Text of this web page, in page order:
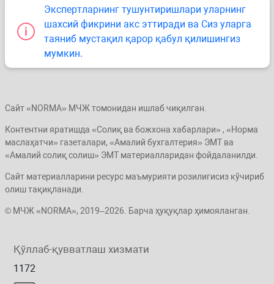
Экспертларнинг тушунтиришлари уларнинг
шахсий фикрини акс эттиради ва Сиз уларга
таяниб мустақил қарор қабул қилишингиз
мумкин.
Сайт «NORMA» МЧЖ томонидан ишлаб чиқилган.
Контентни яратишда «Солиқ ва божхона хабарлари» , «Норма
маслаҳатчи» газеталари, «Амалий бухгалтерия» ЭМТ ва
«Амалий солиқ солиш» ЭМТ материалларидан фойдаланилди.
Сайт материалларини ресурс маъмурияти розилигисиз кўчириб
олиш тақиқланади.
© МЧЖ «NORMA», 2019–2026. Барча ҳуқуқлар ҳимояланган.
Қўллаб-қувватлаш хизмати
1172